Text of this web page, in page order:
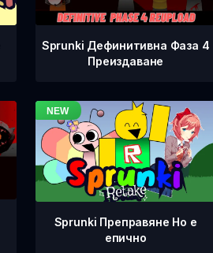
Sprunki Дефинитивна Фаза 4
Преиздаване
Sprunki Преправяне Но е
епично